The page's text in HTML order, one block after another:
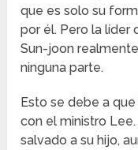
que es solo su
por él. Pero la líder
Sun-joon
ninguna parte.
Esto se debe a
con el ministro
salvado a su hijo,